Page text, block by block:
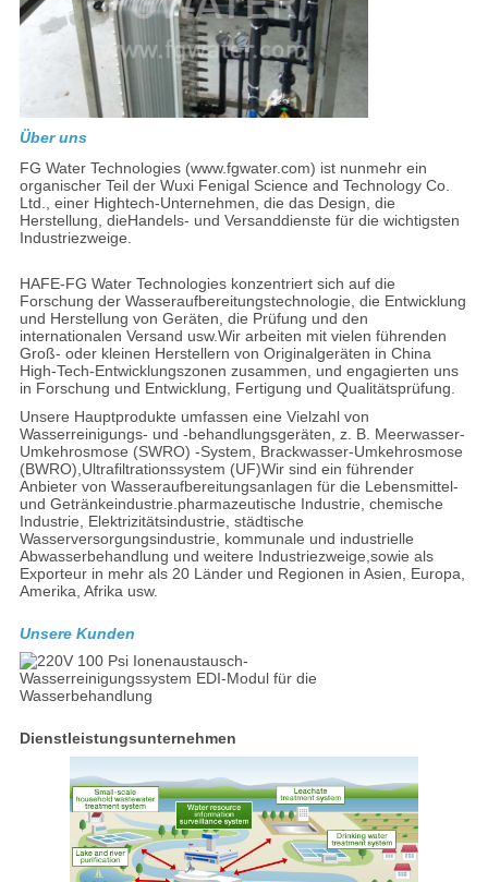
Über uns
FG Water Technologies (www.fgwater.com) ist nunmehr ein
organischer Teil der Wuxi Fenigal Science and Technology Co.
Ltd., einer Hightech-Unternehmen, die das Design, die
Herstellung, dieHandels- und Versanddienste für die wichtigsten
Industriezweige.
HAFE-FG Water Technologies konzentriert sich auf die
Forschung der Wasseraufbereitungstechnologie, die Entwicklung
und Herstellung von Geräten, die Prüfung und den
internationalen Versand usw.Wir arbeiten mit vielen führenden
Groß- oder kleinen Herstellern von Originalgeräten in China
High-Tech-Entwicklungszonen zusammen, und engagierten uns
in Forschung und Entwicklung, Fertigung und Qualitätsprüfung.
Unsere Hauptprodukte umfassen eine Vielzahl von
Wasserreinigungs- und -behandlungsgeräten, z. B. Meerwasser-
Umkehrosmose (SWRO) -System, Brackwasser-Umkehrosmose
(BWRO),Ultrafiltrationssystem (UF)Wir sind ein führender
Anbieter von Wasseraufbereitungsanlagen für die Lebensmittel-
und Getränkeindustrie.pharmazeutische Industrie, chemische
Industrie, Elektrizitätsindustrie, städtische
Wasserversorgungsindustrie, kommunale und industrielle
Abwasserbehandlung und weitere Industriezweige,sowie als
Exporteur in mehr als 20 Länder und Regionen in Asien, Europa,
Amerika, Afrika usw.
Unsere Kunden
Dienstleistungsunternehmen